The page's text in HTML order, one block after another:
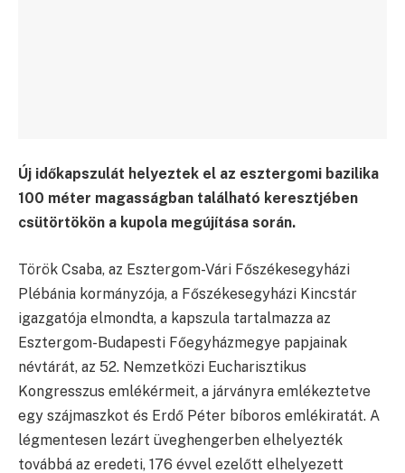
Új időkapszulát helyeztek el az esztergomi bazilika
100 méter magasságban található keresztjében
csütörtökön a kupola megújítása során.
Török Csaba, az Esztergom-Vári Főszékesegyházi
Plébánia kormányzója, a Főszékesegyházi Kincstár
igazgatója elmondta, a kapszula tartalmazza az
Esztergom-Budapesti Főegyházmegye papjainak
névtárát, az 52. Nemzetközi Eucharisztikus
Kongresszus emlékérmeit, a járványra emlékeztetve
egy szájmaszkot és Erdő Péter bíboros emlékiratát. A
légmentesen lezárt üveghengerben elhelyezték
továbbá az eredeti, 176 évvel ezelőtt elhelyezett